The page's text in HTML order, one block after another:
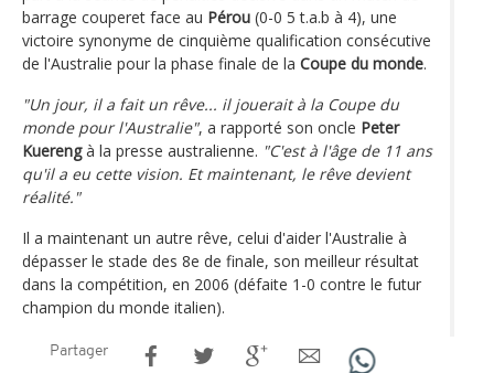
barrage couperet face au Pérou (0-0 5 t.a.b à 4), une
victoire synonyme de cinquième qualification consécutive
de l'Australie pour la phase finale de la Coupe du monde.
"Un jour, il a fait un rêve... il jouerait à la Coupe du
monde pour l'Australie", a rapporté son oncle Peter
Kuerengà la presse australienne. "C'est à l'âge de 11 ans
qu'il a eu cette vision. Et maintenant, le rêve devient
réalité."
Il a maintenant un autre rêve, celui d'aider l'Australie à
dépasser le stade des 8e de finale, son meilleur résultat
dans la compétition, en 2006 (défaite 1-0 contre le futur
champion du monde italien).
Partager